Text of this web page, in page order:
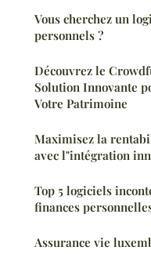
Vous cherchez un
personnels ?
Découvrez le
Solution Innovante
Votre Patrimoine
Maximisez la
avec l"intégration
Top 5 logiciels
finances
Assurance vie